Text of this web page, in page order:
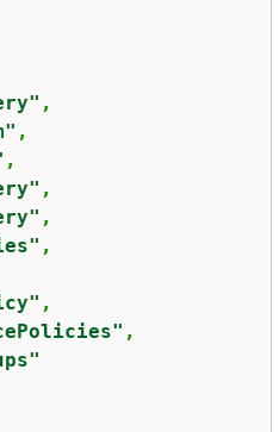
,
,
,
,
,
,
,
,